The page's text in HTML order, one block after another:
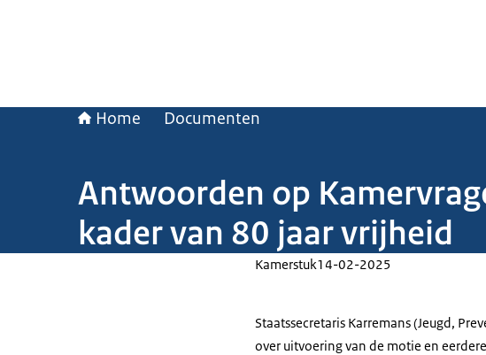
Home Documenten
Antwoorden op
kader van 80 jaar vrijheid
Kamerstuk14-02-2025
Staatssecretaris Karremans (Jeugd,
over uitvoering van de motie en